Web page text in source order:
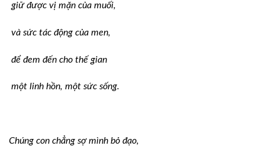
giữ được vị mặn của muối,
và sức tác động của men,
để đem đến cho thế gian
một linh hồn, một sức sống.
Chúng con chẳng sợ mình bỏ đạo,